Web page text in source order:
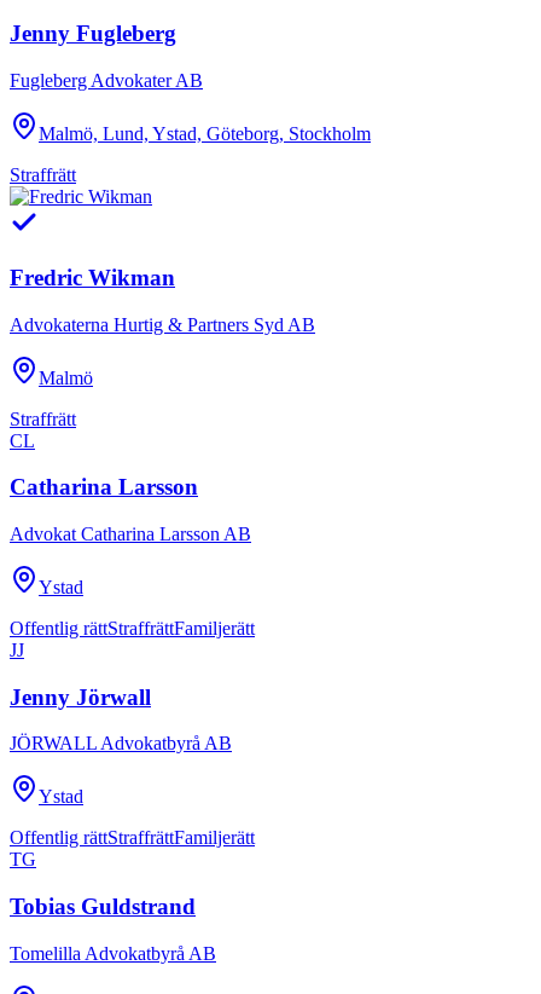
Jenny Fugleberg
Fugleberg Advokater AB
Malmö, Lund, Ystad, Göteborg, Stockholm
Straffrätt
Fredric Wikman
Advokaterna Hurtig & Partners Syd AB
Malmö
Straffrätt
CL
Catharina Larsson
Advokat Catharina Larsson AB
Ystad
Offentlig rättStraffrättFamiljerätt
JJ
Jenny Jörwall
JÖRWALL Advokatbyrå AB
Ystad
Offentlig rättStraffrättFamiljerätt
TG
Tobias Guldstrand
Tomelilla Advokatbyrå AB